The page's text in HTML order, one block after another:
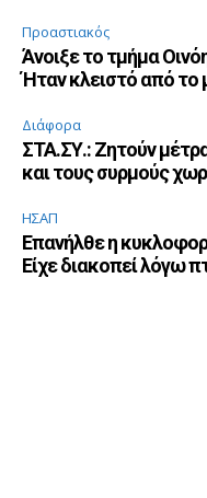
Προαστιακός
Άνοιξε το τμήμα
Ήταν κλειστό από το
Διάφορα
ΣΤΑ.ΣΥ.: Ζητούν
και τους συρμούς
ΗΣΑΠ
Επανήλθε η
Είχε διακοπεί λόγω